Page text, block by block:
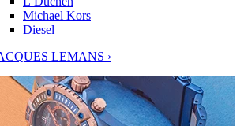
Michael Kors
Diesel
LEMANS ›